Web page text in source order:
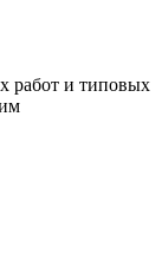
работ и типовых